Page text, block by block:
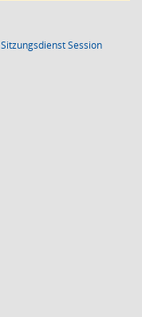
SitzungsdienstSession(Wird in